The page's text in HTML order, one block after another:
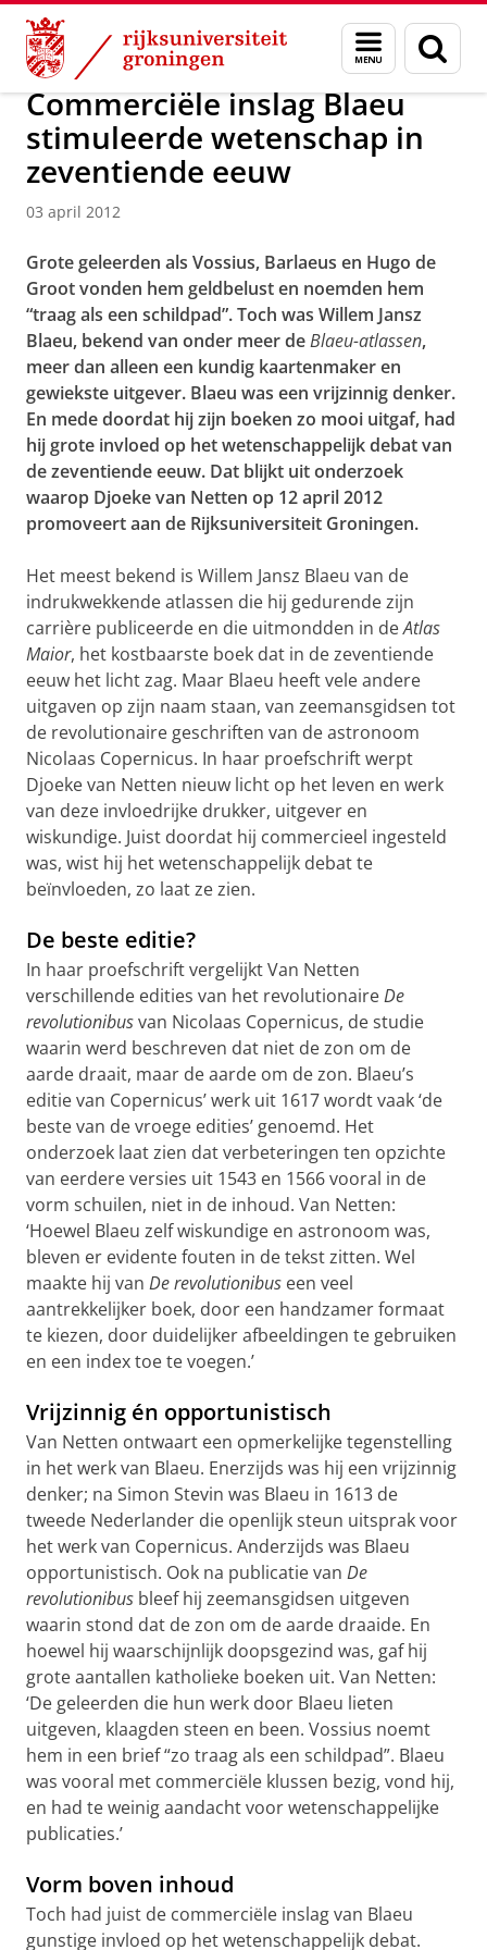
Skip
Content
Skip
Navigation
Menu
en
zoeken
Over ons Actueel Nieuws Nieuwsberichten
Commerciële inslag Blaeu
stimuleerde wetenschap in
zeventiende eeuw
03 april 2012
Grote geleerden als Vossius, Barlaeus en Hugo de
Groot vonden hem geldbelust en noemden hem
“traag als een schildpad”. Toch was Willem Jansz
Blaeu, bekend van onder meer deBlaeu-atlassen,
meer dan alleen een kundig kaartenmaker en
gewiekste uitgever. Blaeu was een vrijzinnig denker.
En mede doordat hij zijn boeken zo mooi uitgaf, had
hij grote invloed op het wetenschappelijk debat van
de zeventiende eeuw. Dat blijkt uit onderzoek
waarop Djoeke van Netten op 12 april 2012
promoveert aan de Rijksuniversiteit Groningen.
Het meest bekend is Willem Jansz Blaeu van de
indrukwekkende atlassen die hij gedurende zijn
carrière publiceerde en die uitmondden in deAtlas
Maior, het kostbaarste boek dat in de zeventiende
eeuw het licht zag. Maar Blaeu heeft vele andere
uitgaven op zijn naam staan, van zeemansgidsen tot
de revolutionaire geschriften van de astronoom
Nicolaas Copernicus. In haar proefschrift werpt
Djoeke van Netten nieuw licht op het leven en werk
van deze invloedrijke drukker, uitgever en
wiskundige. Juist doordat hij commercieel ingesteld
was, wist hij het wetenschappelijk debat te
beïnvloeden, zo laat ze zien.
De beste editie?
In haar proefschrift vergelijkt Van Netten
verschillende edities van het revolutionaireDe
revolutionibusvan Nicolaas Copernicus, de studie
waarin werd beschreven dat niet de zon om de
aarde draait, maar de aarde om de zon. Blaeu’s
editie van Copernicus’ werk uit 1617 wordt vaak ‘de
beste van de vroege edities’ genoemd. Het
onderzoek laat zien dat verbeteringen ten opzichte
van eerdere versies uit 1543 en 1566 vooral in de
vorm schuilen, niet in de inhoud. Van Netten:
‘Hoewel Blaeu zelf wiskundige en astronoom was,
bleven er evidente fouten in de tekst zitten. Wel
maakte hij van De revolutionibus een veel
aantrekkelijker boek, door een handzamer formaat
te kiezen, door duidelijker afbeeldingen te gebruiken
en een index toe te voegen.’
Vrijzinnig én opportunistisch
Van Netten ontwaart een opmerkelijke tegenstelling
in het werk van Blaeu. Enerzijds was hij een vrijzinnig
denker; na Simon Stevin was Blaeu in 1613 de
tweede Nederlander die openlijk steun uitsprak voor
het werk van Copernicus. Anderzijds was Blaeu
opportunistisch. Ook na publicatie van De
revolutionibus bleef hij zeemansgidsen uitgeven
waarin stond dat de zon om de aarde draaide. En
hoewel hij waarschijnlijk doopsgezind was, gaf hij
grote aantallen katholieke boeken uit. Van Netten:
‘De geleerden die hun werk door Blaeu lieten
uitgeven, klaagden steen en been. Vossius noemt
hem in een brief “zo traag als een schildpad”. Blaeu
was vooral met commerciële klussen bezig, vond hij,
en had te weinig aandacht voor wetenschappelijke
publicaties.’
Vorm boven inhoud
Toch had juist de commerciële inslag van Blaeu
gunstige invloed op het wetenschappelijk debat.